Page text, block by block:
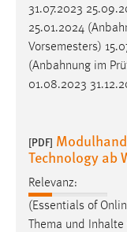
31.07.2023
25.01.2024
Vorsemesters)
(Anbahnung im
01.08.2023
[PDF]
Technology ab
Relevanz:
(Essentials of
Thema und
Cookie
Jahre,
Name:
fe_user,
Zweck:
Dieser Cookie
einloggen zu